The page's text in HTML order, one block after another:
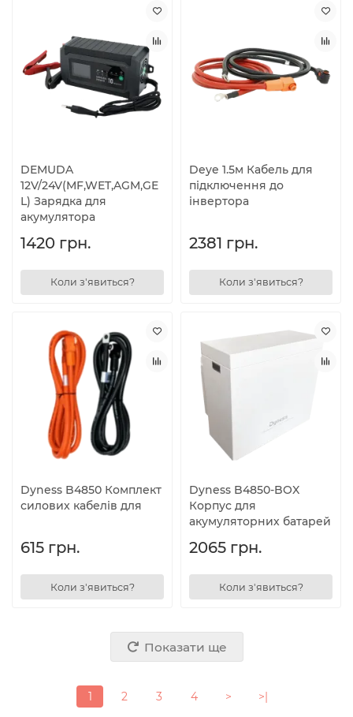
DEMUDA
12V/24V(MF,WET,AGM,GE
L) Зарядка для
акумулятора
1420 грн.
Коли з'явиться?
Deye 1.5м Кабель для
підключення до
інвертора
2381 грн.
Коли з'явиться?
Dyness B4850 Комплект
силових кабелів для
615 грн.
Коли з'явиться?
Dyness B4850-BOX
Корпус для
акумуляторних батарей
2065 грн.
Коли з'явиться?
Показати ще
1 2 3 4 > >|